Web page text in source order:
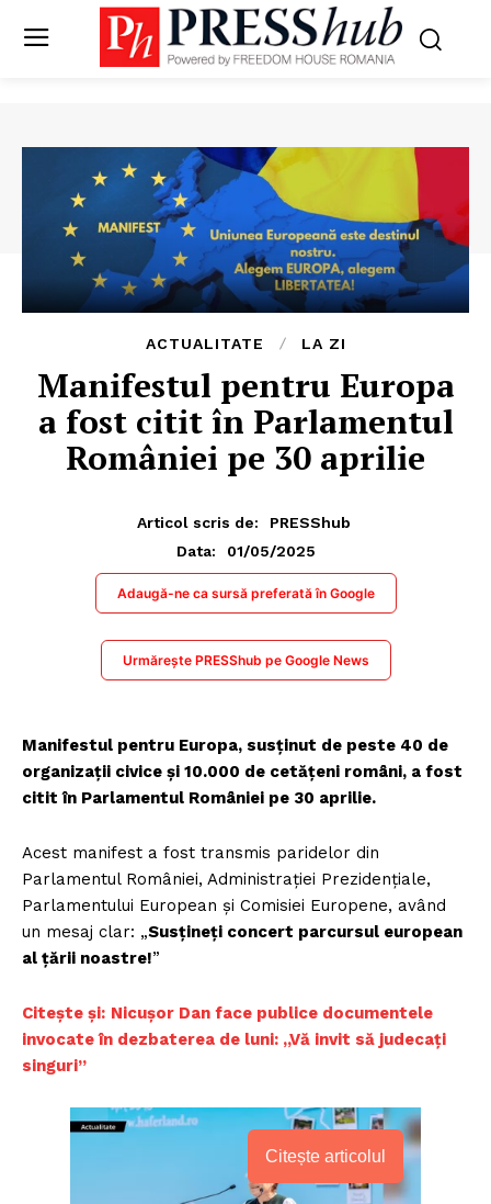
ACTUALITATE LA ZI
Manifestul pentru Europa
a fost citit în Parlamentul
României pe 30 aprilie
Articol scris de:
PRESShub
Data:
01/05/2025
Adaugă-ne ca sursă preferată în Google
Urmărește PRESShub pe Google News
Manifestul pentru Europa, susținut de peste 40 de
organizații civice și 10.000 de cetățeni români, a fost
citit în Parlamentul României pe 30 aprilie.
Acest manifest a fost transmis paridelor din
Parlamentul României, Administrației Prezidențiale,
Parlamentului European și Comisiei Europene, având
un mesaj clar: „Susțineți concert parcursul european
al țării noastre!”
Citește și: Nicușor Dan face publice documentele
invocate în dezbaterea de luni: „Vă invit să judecați
singuri”
Citește articolul